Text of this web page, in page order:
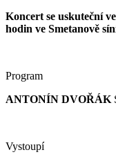
Koncert se uskuteční
hodin ve Smetanově
Program
ANTONÍN DVOŘÁK
Vystoupí